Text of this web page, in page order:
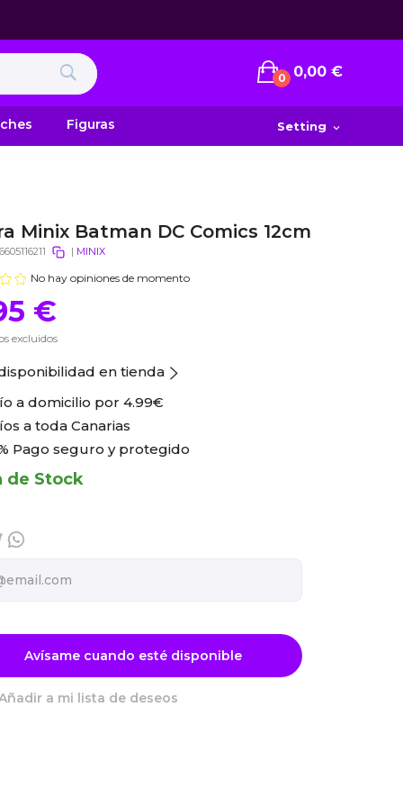
0 0,00 €
Figuras Setting expand_more
Minix Batman DC Comics 12cm
| MINIX
No hay opiniones de momento
€
excluidos
en tienda
a domicilio por 4.99€
a toda Canarias
Pago seguro y protegido
de Stock
Avísame cuando esté disponible
a mi lista de deseos